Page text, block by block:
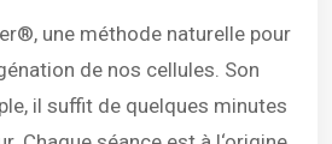
une méthode naturelle pour
de nos cellules. Son
il suffit de quelques minutes